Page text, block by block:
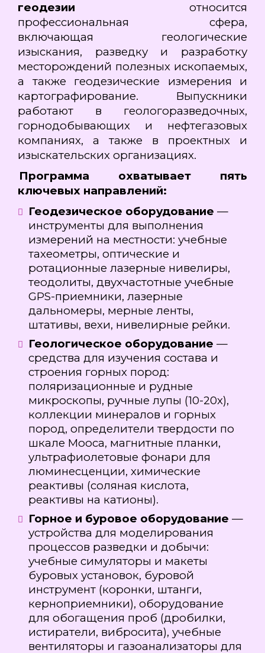
геодезии относится
профессиональная сфера,
включающая геологические
изыскания, разведку и разработку
месторождений полезных ископаемых,
а также геодезические измерения и
картографирование. Выпускники
работают в геологоразведочных,
горнодобывающих и нефтегазовых
компаниях, а также в проектных и
изыскательских организациях.
Программа охватывает пять
ключевых направлений:
Геодезическое оборудование —
инструменты для выполнения
измерений на местности: учебные
тахеометры, оптические и
ротационные лазерные нивелиры,
теодолиты, двухчастотные учебные
GPS-приемники, лазерные
дальномеры, мерные ленты,
штативы, вехи, нивелирные рейки.
Геологическое оборудование —
средства для изучения состава и
строения горных пород:
поляризационные и рудные
микроскопы, ручные лупы (10-20х),
коллекции минералов и горных
пород, определители твердости по
шкале Мооса, магнитные планки,
ультрафиолетовые фонари для
люминесценции, химические
реактивы (соляная кислота,
реактивы на катионы).
Горное и буровое оборудование —
устройства для моделирования
процессов разведки и добычи:
учебные симуляторы и макеты
буровых установок, буровой
инструмент (коронки, штанги,
керноприемники), оборудование
для обогащения проб (дробилки,
истиратели, вибросита), учебные
вентиляторы и газоанализаторы для